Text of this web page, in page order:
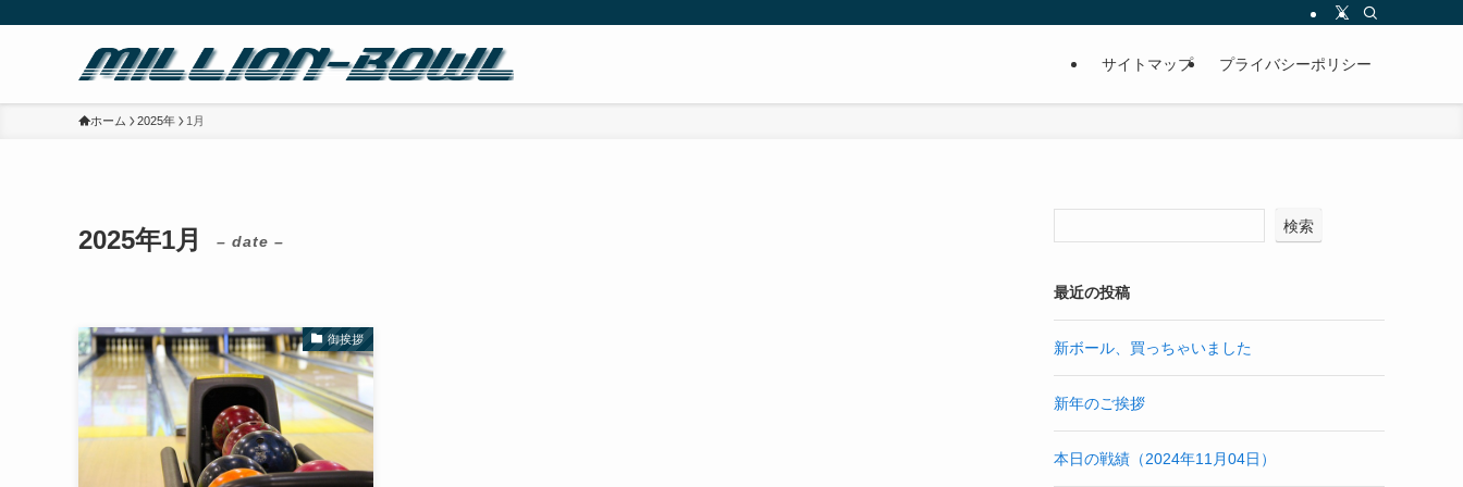
サイトマップ プライバシーポリシー
ホーム 2025年 1月
2025年1月 – date –
御挨拶
検索
最近の投稿
新ボール、買っちゃいました
新年のご挨拶
本日の戦績（2024年11月04日）